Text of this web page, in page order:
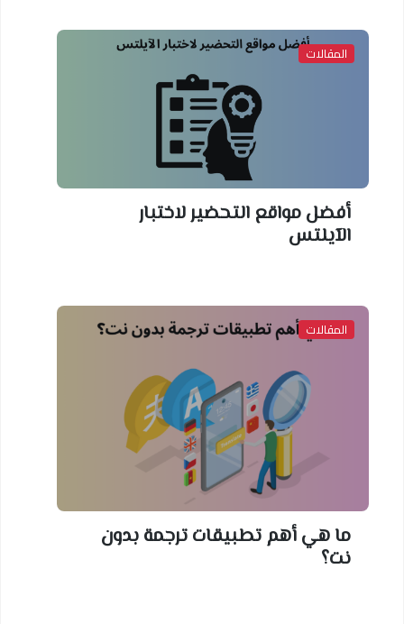
المقالات
أفضل مواقع التحضير لاختبار
الآيلتس
المقالات
ما هي أهم تطبيقات ترجمة بدون
نت؟